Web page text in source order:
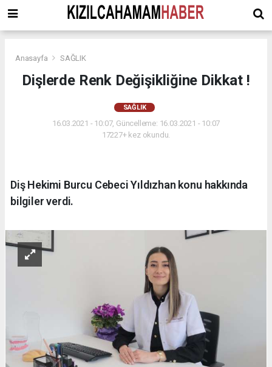
Anasayfa SAĞLIK
Dişlerde Renk Değişikliğine Dikkat !
SAĞLIK
16.03.2021 - 10:07, Güncelleme: 16.03.2021 - 10:07
17227+ kez okundu.
Diş Hekimi Burcu Cebeci Yıldızhan konu hakkında
bilgiler verdi.